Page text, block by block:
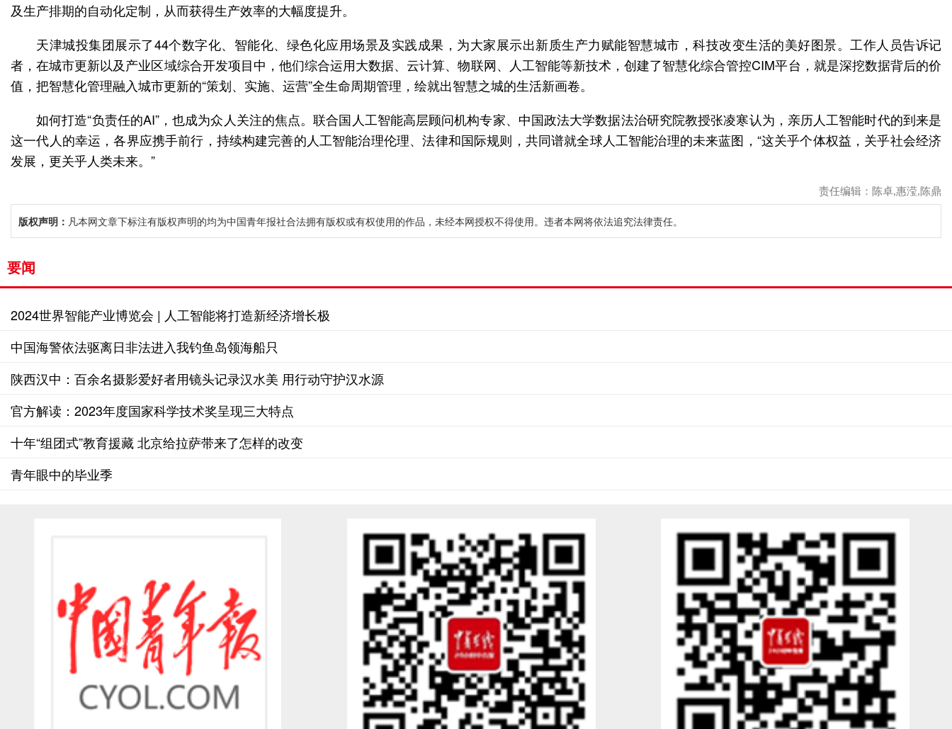
及生产排期的自动化定制，从而获得生产效率的大幅度提升。
天津城投集团展示了44个数字化、智能化、绿色化应用场景及实践成果，为大家展示出新质生产力赋能智慧城市，科技改变生活的美好图景。工作人员告诉记
者，在城市更新以及产业区域综合开发项目中，他们综合运用大数据、云计算、物联网、人工智能等新技术，创建了智慧化综合管控CIM平台，就是深挖数据背后的价
值，把智慧化管理融入城市更新的“策划、实施、运营”全生命周期管理，绘就出智慧之城的生活新画卷。
如何打造“负责任的AI”，也成为众人关注的焦点。联合国人工智能高层顾问机构专家、中国政法大学数据法治研究院教授张凌寒认为，亲历人工智能时代的到来是
这一代人的幸运，各界应携手前行，持续构建完善的人工智能治理伦理、法律和国际规则，共同谱就全球人工智能治理的未来蓝图，“这关乎个体权益，关乎社会经济
发展，更关乎人类未来。”
责任编辑：陈卓,惠滢,陈鼎
版权声明： 凡本网文章下标注有版权声明的均为中国青年报社合法拥有版权或有权使用的作品，未经本网授权不得使用。违者本网将依法追究法律责任。
要闻
2024世界智能产业博览会 | 人工智能将打造新经济增长极
中国海警依法驱离日非法进入我钓鱼岛领海船只
陕西汉中：百余名摄影爱好者用镜头记录汉水美 用行动守护汉水源
官方解读：2023年度国家科学技术奖呈现三大特点
十年“组团式”教育援藏 北京给拉萨带来了怎样的改变
青年眼中的毕业季